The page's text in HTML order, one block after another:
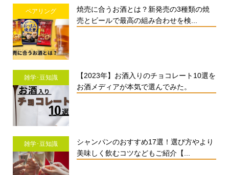
ペアリング
焼売に合うお酒とは？新発売の3種類の焼
売とビールで最高の組み合わせを検...
雑学･豆知識
【2023年】お酒入りのチョコレート10選を
お酒メディアが本気で選んでみた。
雑学･豆知識
シャンパンのおすすめ17選！選び方やより
美味しく飲むコツなどもご紹介【...